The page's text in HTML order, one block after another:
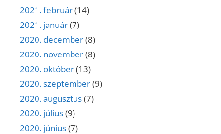
2021. február(14)
2021. január(7)
2020. december(8)
2020. november(8)
2020. október(13)
2020. szeptember(9)
2020. augusztus(7)
2020. július(9)
2020. június(7)